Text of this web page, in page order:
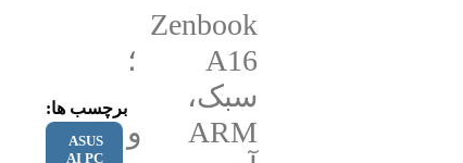
Zenbook
A16 ؛
سبک،
ARM و
برچسب ها:
ASUS
AI PC